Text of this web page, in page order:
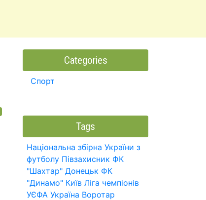
Categories
Спорт
Tags
Національна збірна України з
футболу Півзахисник ФК
"Шахтар" Донецьк ФК
"Динамо" Київ Ліга чемпіонів
УЄФА Україна Воротар